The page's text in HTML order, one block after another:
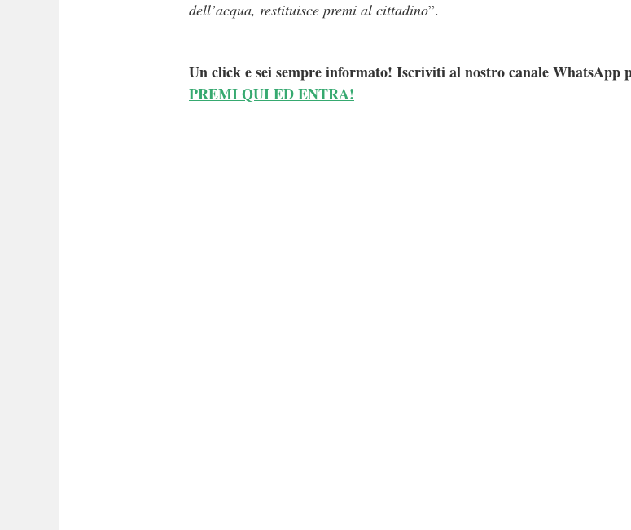
dell’acqua, restituisce premi al cittadino”.
Un click e sei sempre informato! Iscriviti al nostro canale WhatsApp
PREMI QUI ED ENTRA!